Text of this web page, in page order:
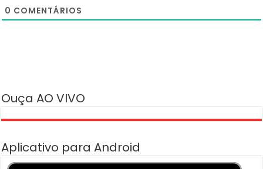
0 COMENTÁRIOS
Ouça AO VIVO
Aplicativo para Android